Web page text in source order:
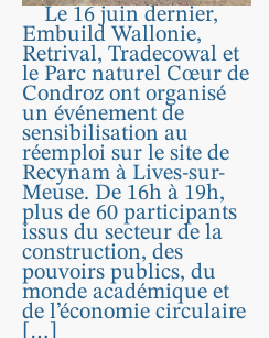
Le 16 juin dernier,
Embuild Wallonie,
Retrival, Tradecowal et
le Parc naturel Cœur de
Condroz ont organisé
un événement de
sensibilisation au
réemploi sur le site de
Recynam à Lives-sur-
Meuse. De 16h à 19h,
plus de 60 participants
issus du secteur de la
construction, des
pouvoirs publics, du
monde académique et
de l’économie circulaire
[…]